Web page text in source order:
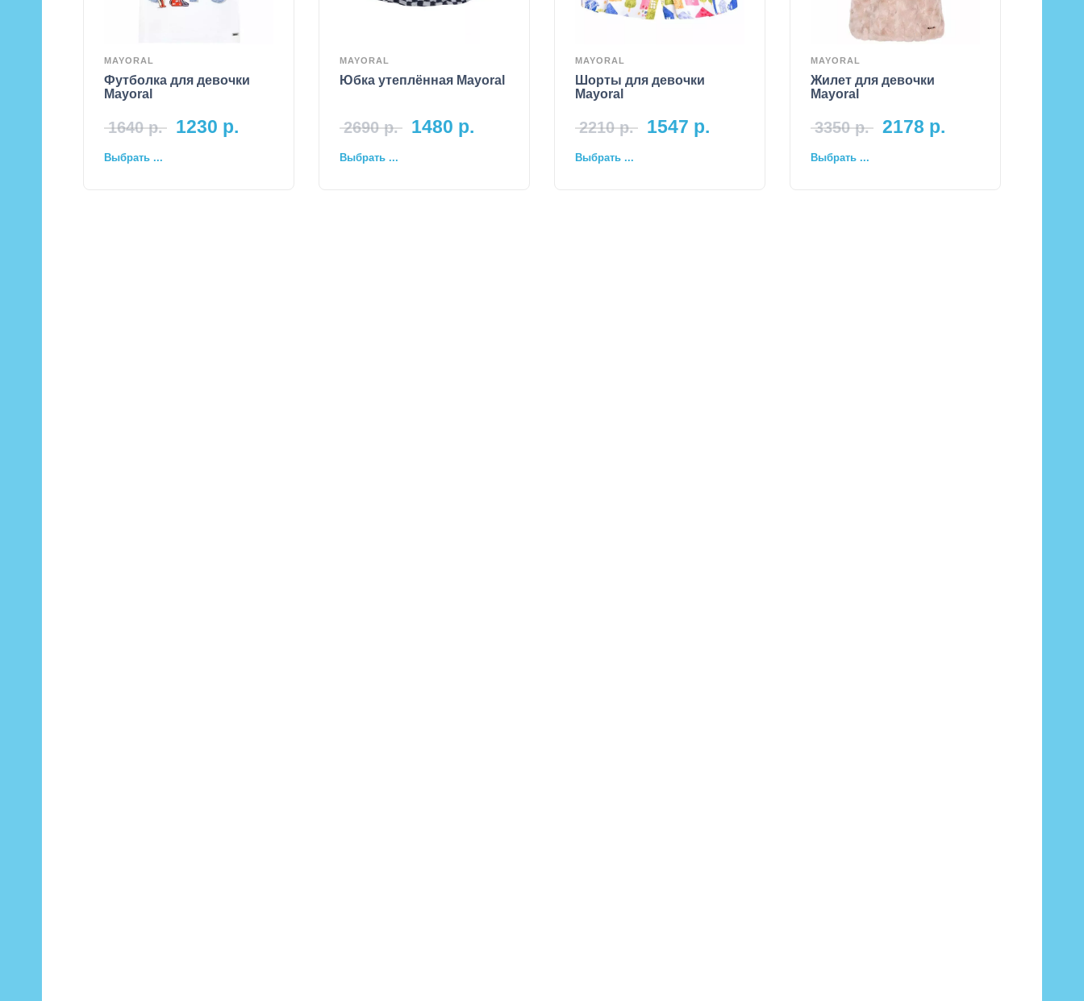
MAYORAL
Футболка для девочки
Mayoral
1640р. 1230 р.
Выбрать ...
MAYORAL
Юбка утеплённая Mayoral
2690р. 1480 р.
Выбрать ...
MAYORAL
Шорты для девочки
Mayoral
2210р. 1547 р.
Выбрать ...
MAYORAL
Жилет для девочки
Mayoral
3350р. 2178 р.
Выбрать ...